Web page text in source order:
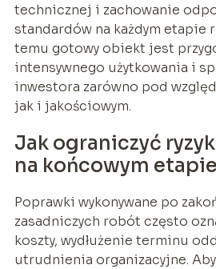
technicznej i zachowanie
standardów na każdym etapie
temu gotowy obiekt jest
intensywnego użytkowania i
inwestora zarówno pod
jak i jakościowym.
Jak ograniczyć
na końcowym
Poprawki wykonywane po
zasadniczych robót często
koszty, wydłużenie terminu
utrudnienia organizacyjne.